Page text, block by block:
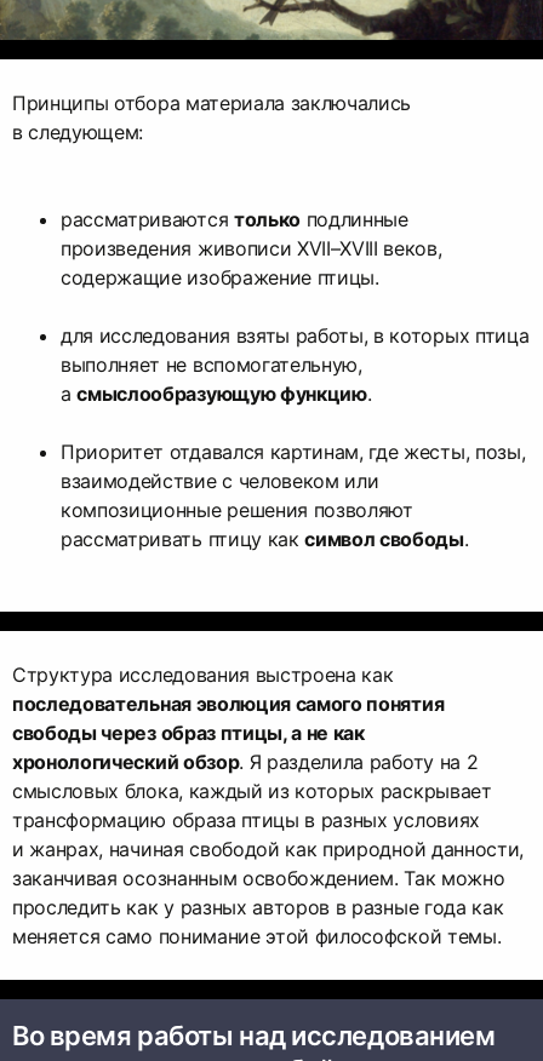
Принципы отбора материала заключались
в следующем:
рассматриваются толькоподлинные
произведения живописи XVII–XVIII веков,
содержащие изображение птицы.
для исследования взяты работы, в которых птица
выполняет не вспомогательную,
асмыслообразующую функцию.
Приоритет отдавался картинам, где жесты, позы,
взаимодействие с человеком или
композиционные решения позволяют
рассматривать птицу каксимвол свободы.
Структура исследования выстроена как
последовательная эволюция самого понятия
свободы через образ птицы, а не как
хронологический обзор. Я разделила работу на 2
смысловых блока, каждый из которых раскрывает
трансформацию образа птицы в разных условиях
и жанрах, начиная свободой как природной данности,
заканчивая осознанным освобождением. Так можно
проследить как у разных авторов в разные года как
меняется само понимание этой философской темы.
Во время работы над исследованием